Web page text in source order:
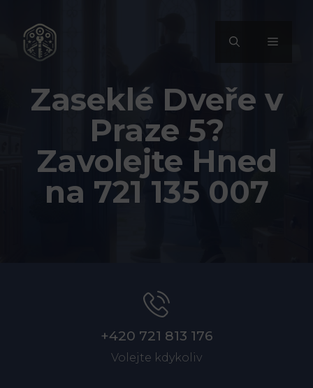
obsah
MENU
Zaseklé Dveře v
Praze 5?
Zavolejte Hned
na 721 135 007
+420 721 813 176
Volejte kdykoliv